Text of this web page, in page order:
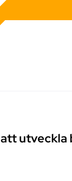
utveckla